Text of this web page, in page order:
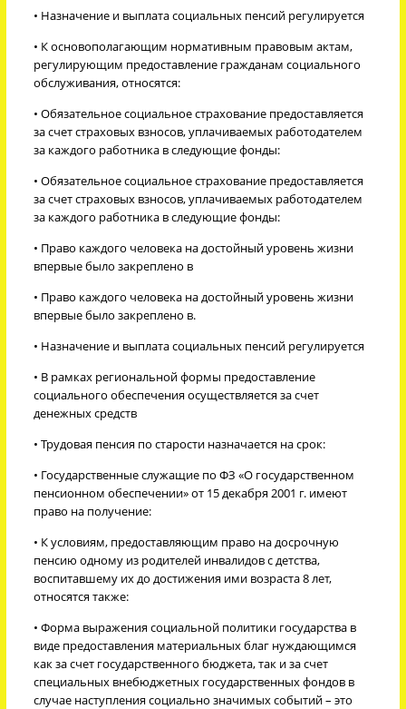
• Назначение и выплата социальных пенсий регулируется
• К основополагающим нормативным правовым актам,
регулирующим предоставление гражданам социального
обслуживания, относятся:
• Обязательное социальное страхование предоставляется
за счет страховых взносов, уплачиваемых работодателем
за каждого работника в следующие фонды:
• Обязательное социальное страхование предоставляется
за счет страховых взносов, уплачиваемых работодателем
за каждого работника в следующие фонды:
• Право каждого человека на достойный уровень жизни
впервые было закреплено в
• Право каждого человека на достойный уровень жизни
впервые было закреплено в.
• Назначение и выплата социальных пенсий регулируется
• В рамках региональной формы предоставление
социального обеспечения осуществляется за счет
денежных средств
• Трудовая пенсия по старости назначается на срок:
• Государственные служащие по ФЗ «О государственном
пенсионном обеспечении» от 15 декабря 2001 г. имеют
право на получение:
• К условиям, предоставляющим право на досрочную
пенсию одному из родителей инвалидов с детства,
воспитавшему их до достижения ими возраста 8 лет,
относятся также:
• Форма выражения социальной политики государства в
виде предоставления материальных благ нуждающимся
как за счет государственного бюджета, так и за счет
специальных внебюджетных государственных фондов в
случае наступления социально значимых событий – это